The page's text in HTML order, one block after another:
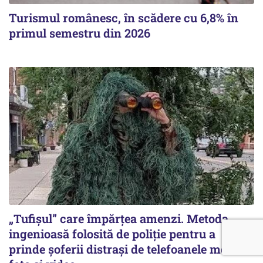
Turismul românesc, în scădere cu 6,8% în
primul semestru din 2026
„Tufișul” care împărțea amenzi. Metoda
ingenioasă folosită de poliție pentru a
prinde șoferii distrași de telefoanele mobile /